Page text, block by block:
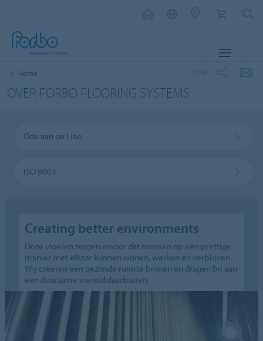
Home
OVER FORBO FLOORING SYSTEMS
Ode aan de Lino
ISO 9001
Creating better environments
Onze vloeren zorgen ervoor dat mensen op een prettige
manier met elkaar kunnen wonen, werken en verblijven.
Wij creëren een gezonde ruimte binnen en dragen bij aan
een duurzame wereld daarbuiten.